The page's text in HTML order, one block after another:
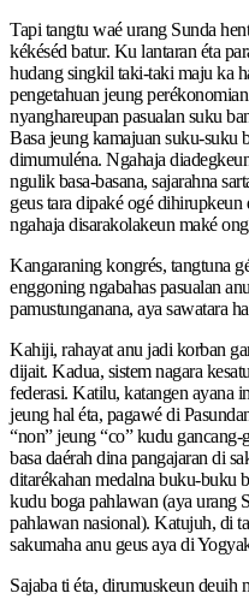
Tapi tangtu waé urang Sunda
kékéséd batur. Ku lantaran éta
hudang singkil taki-taki maju ka
pengetahuan jeung
nyanghareupan pasualan suku
Basa jeung kamajuan suku-suku
dimumuléna. Ngahaja
ngulik basa-basana, sajarahna
geus tara dipaké ogé
ngahaja disarakolakeun maké
Kangaraning kongrés, tangtuna
enggoning ngabahas pasualan
pamustunganana, aya sawatara
Kahiji, rahayat anu jadi korban
dijait. Kadua, sistem nagara
federasi. Katilu, katangen ayana
jeung hal éta, pagawé di
“non” jeung “co” kudu
basa daérah dina pangajaran di
ditarékahan medalna buku-buku
kudu boga pahlawan (aya urang
pahlawan nasional). Katujuh, di
sakumaha anu geus aya di
Sajaba ti éta, dirumuskeun deuih